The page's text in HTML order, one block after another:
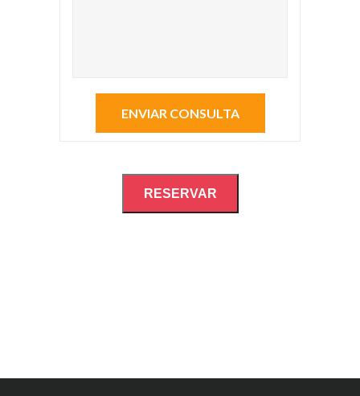
RESERVAR